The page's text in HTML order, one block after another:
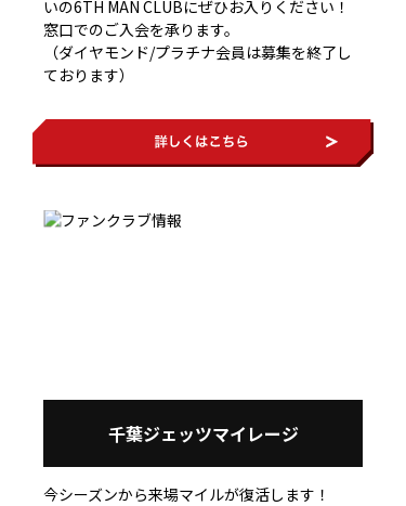
いの6TH MAN CLUBにぜひお入りください！
窓口でのご入会を承ります。
（ダイヤモンド/プラチナ会員は募集を終了し
ております）
千葉ジェッツマイレージ
今シーズンから来場マイルが復活します！